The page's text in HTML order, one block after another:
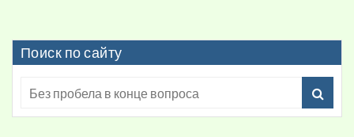
Поиск по сайту